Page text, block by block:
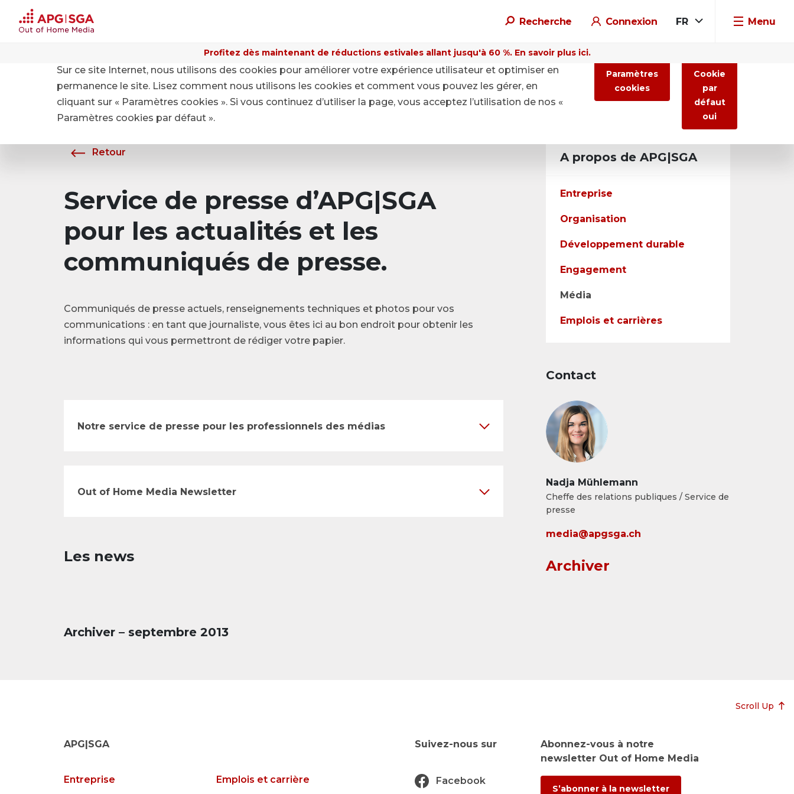
Recherche Connexion FR Menu
Profitez dès maintenant de réductions estivales allant jusqu'à 60 %. En savoir plus ici.
A propos de APG|SGA
Retour
Service de presse d’APG|SGA
pour les actualités et les
communiqués de presse.
Communiqués de presse actuels, renseignements techniques et photos pour vos
communications : en tant que journaliste, vous êtes ici au bon endroit pour obtenir les
informations qui vous permettront de rédiger votre papier.
Notre service de presse pour les professionnels des médias
Out of Home Media Newsletter
Les news
Archiver – septembre 2013
A propos de APG|SGA
Entreprise
Organisation
Développement durable
Engagement
Média
Emplois et carrières
Contact
Nadja Mühlemann
Cheffe des relations publiques / Service de
presse
media@apgsga.ch
Archiver
Scroll Up
APG|SGA
Entreprise Emplois et carrière
Suivez-nous sur
Facebook
Abonnez-vous à notre
newsletter Out of Home Media
S’abonner à la newsletter
Sur ce site Internet, nous utilisons des cookies pour améliorer votre expérience utilisateur et optimiser en
permanence le site. Lisez comment nous utilisons les cookies et comment vous pouvez les gérer, en
cliquant sur « Paramètres cookies ». Si vous continuez d’utiliser la page, vous acceptez l’utilisation de nos «
Paramètres cookies par défaut ».
Paramètres
cookies
Cookie
par
défaut
oui